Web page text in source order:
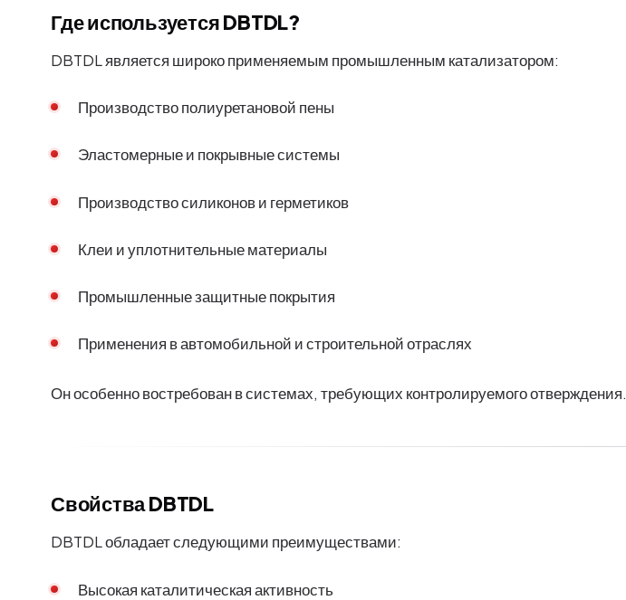
Где используется DBTDL?
DBTDL является широко применяемым промышленным катализатором:
Производство полиуретановой пены
Эластомерные и покрывные системы
Производство силиконов и герметиков
Клеи и уплотнительные материалы
Промышленные защитные покрытия
Применения в автомобильной и строительной отраслях
Он особенно востребован в системах, требующих контролируемого отверждения.
Свойства DBTDL
DBTDL обладает следующими преимуществами:
Высокая каталитическая активность